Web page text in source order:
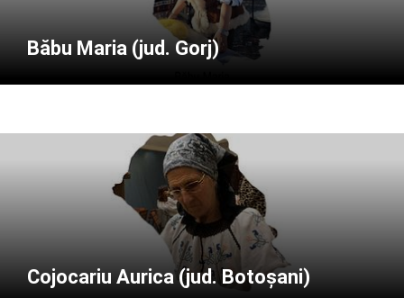
Băbu Maria (jud. Gorj)
Cojocariu Aurica (jud. Botoșani)